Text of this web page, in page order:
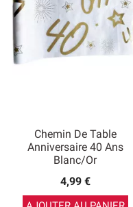
Chemin De Table
Anniversaire 40 Ans
Blanc/Or
4,99 €